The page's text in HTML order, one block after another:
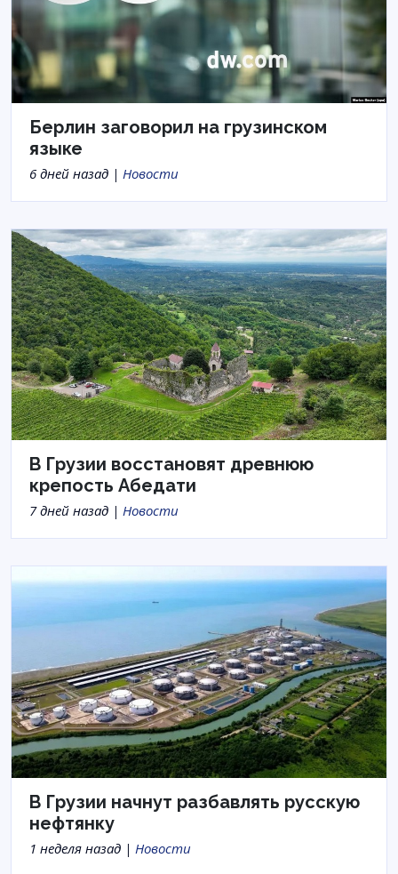
Берлин заговорил на грузинском
языке
6 дней назад | Новости
В Грузии восстановят древнюю
крепость Абедати
7 дней назад | Новости
В Грузии начнут разбавлять русскую
нефтянку
1 неделя назад | Новости